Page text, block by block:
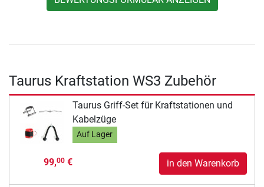
Taurus Kraftstation WS3 Zubehör
Taurus Griff-Set für Kraftstationen und
Kabelzüge
Auf Lager
99,00€ in den Warenkorb